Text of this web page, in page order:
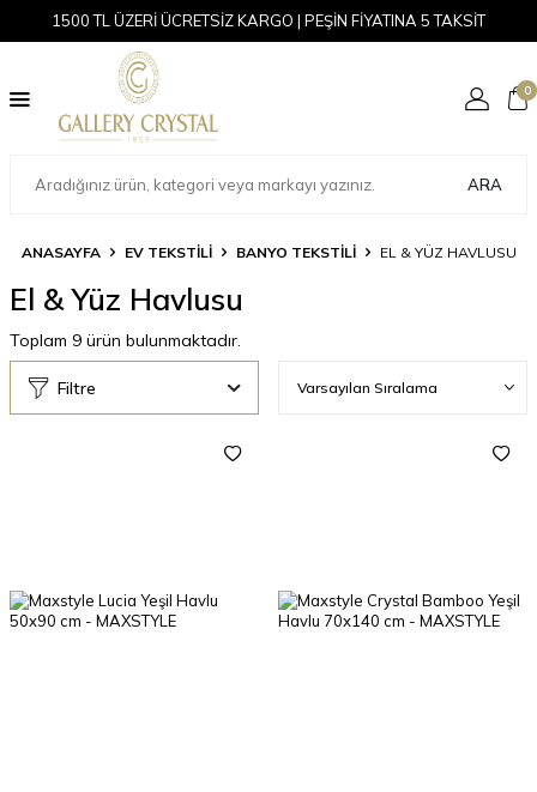
1500 TL ÜZERİ ÜCRETSİZ KARGO | PEŞİN FİYATINA 5 TAKSİT
ARA
0
ANASAYFA EV TEKSTİLİ BANYO TEKSTILI EL & YÜZ HAVLUSU
El & Yüz Havlusu
Toplam 9 ürün bulunmaktadır.
Filtre